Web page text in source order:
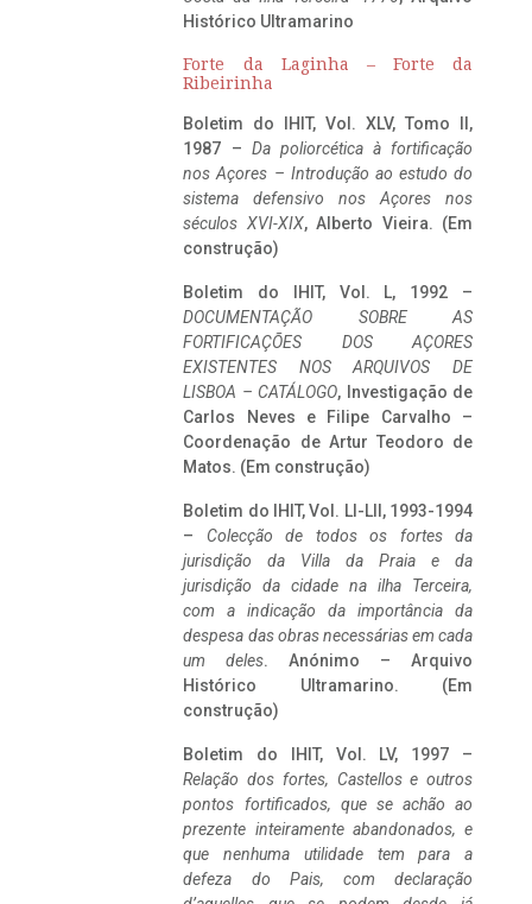
Histórico Ultramarino
Forte da Laginha – Forte da
Ribeirinha
Boletim do IHIT, Vol. XLV, Tomo II,
1987 – Da poliorcética à fortificação
nos Açores – Introdução ao estudo do
sistema defensivo nos Açores nos
séculos XVI-XIX, Alberto Vieira. (Em
construção)
Boletim do IHIT, Vol. L, 1992 –
DOCUMENTAÇÃO SOBRE AS
FORTIFICAÇÕES DOS AÇORES
EXISTENTES NOS ARQUIVOS DE
LISBOA – CATÁLOGO, Investigação de
Carlos Neves e Filipe Carvalho –
Coordenação de Artur Teodoro de
Matos. (Em construção)
Boletim do IHIT, Vol. LI-LII, 1993-1994
– Colecção de todos os fortes da
jurisdição da Villa da Praia e da
jurisdição da cidade na ilha Terceira,
com a indicação da importância da
despesa das obras necessárias em cada
um deles. Anónimo – Arquivo
Histórico Ultramarino. (Em
construção)
Boletim do IHIT, Vol. LV, 1997 –
Relação dos fortes, Castellos e outros
pontos fortificados, que se achão ao
prezente inteiramente abandonados, e
que nenhuma utilidade tem para a
defeza do Pais, com declaração